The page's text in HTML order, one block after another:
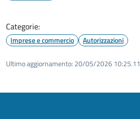
Categorie:
Imprese e commercio Autorizzazioni
Ultimo aggiornamento: 20/05/2026 10:25.11